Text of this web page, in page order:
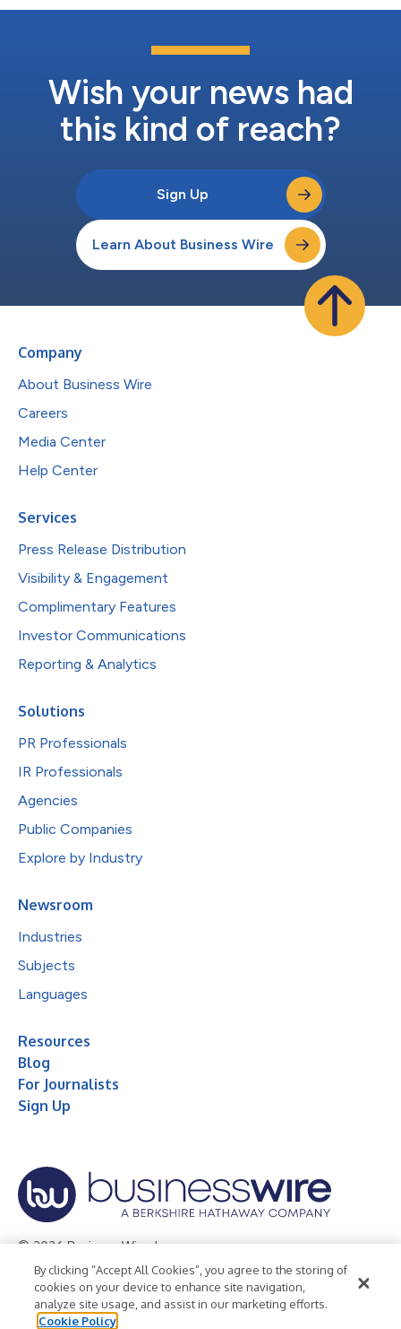
Wish your news had
this kind of reach?
Sign Up
Learn About Business Wire
Company
About Business Wire
Careers
Media Center
Help Center
Services
Press Release Distribution
Visibility & Engagement
Complimentary Features
Investor Communications
Reporting & Analytics
Solutions
PR Professionals
IR Professionals
Agencies
Public Companies
Explore by Industry
Newsroom
Industries
Subjects
Languages
Resources
Blog
For Journalists
Sign Up
© 2026 Business Wire, Inc.
Privacy Policy Cookie Policy
Accessibility Statement
Terms of Use
Legal
By clicking “Accept All Cookies”, you agree to the storing of
cookies on your device to enhance site navigation,
analyze site usage, and assist in our marketing efforts.
Cookie Policy